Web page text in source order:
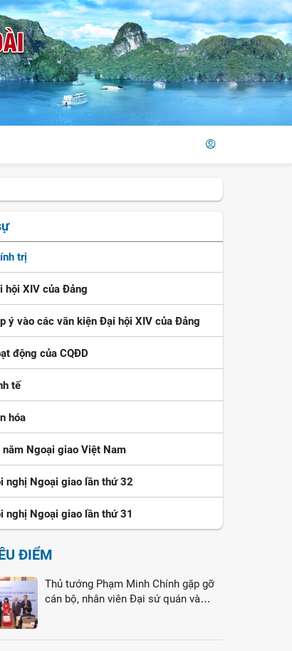
trị
hội XIV của Đảng
ý vào các văn kiện Đại hội XIV của Đảng
động của CQĐD
tế
hóa
năm Ngoại giao Việt Nam
nghị Ngoại giao lần thứ 32
nghị Ngoại giao lần thứ 31
ĐIỂM
Thủ tướng Phạm Minh Chính gặp gỡ
cán bộ, nhân viên Đại sứ quán và